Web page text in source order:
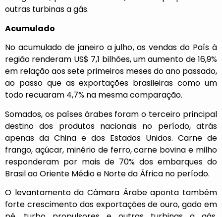
outras turbinas a gás.
Acumulado
No acumulado de janeiro a julho, as vendas do País à
região renderam US$ 7,1 bilhões, um aumento de 16,9%
em relação aos sete primeiros meses do ano passado,
ao passo que as exportações brasileiras como um
todo recuaram 4,7% na mesma comparação.
Somados, os países árabes foram o terceiro principal
destino dos produtos nacionais no período, atrás
apenas da China e dos Estados Unidos. Carne de
frango, açúcar, minério de ferro, carne bovina e milho
responderam por mais de 70% dos embarques do
Brasil ao Oriente Médio e Norte da África no período.
O levantamento da Câmara Árabe aponta também
forte crescimento das exportações de ouro, gado em